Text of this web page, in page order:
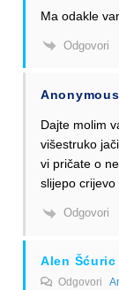
Ma odakle
Odgovori
Anonymous
Dajte molim
višestruko
vi pričate o
slijepo crijevo
Odgovori
Alen Šćuric
Odgovori